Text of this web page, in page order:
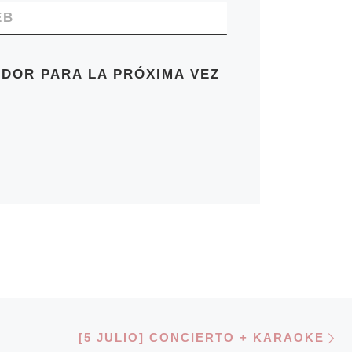
PARA LA PRÓXIMA VEZ
ENTRADAS[5 JULIO] CONCIERTO + KARAOKE